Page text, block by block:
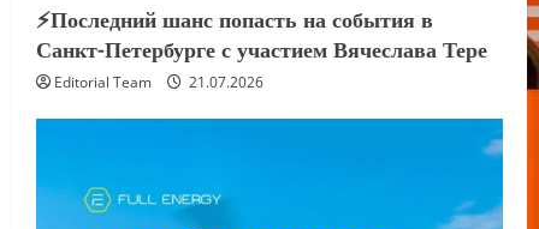
⚡️Последний шанс попасть на события в
Санкт-Петербурге с участием Вячеслава Тере
Editorial Team 21.07.2026